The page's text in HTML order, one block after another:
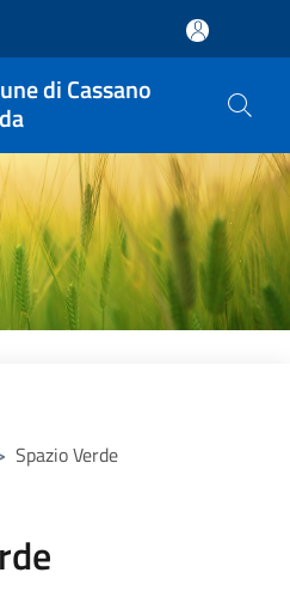
di Cassano
Spazio Verde